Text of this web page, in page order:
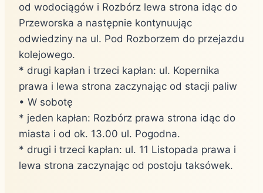
od wodociągów i Rozbórz lewa strona idąc do
Przeworska a następnie kontynuując
odwiedziny na ul. Pod Rozborzem do przejazdu
kolejowego.
* drugi kapłan i trzeci kapłan: ul. Kopernika
prawa i lewa strona zaczynając od stacji paliw
• W sobotę
* jeden kapłan: Rozbórz prawa strona idąc do
miasta i od ok. 13.00 ul. Pogodna.
* drugi i trzeci kapłan: ul. 11 Listopada prawa i
lewa strona zaczynając od postoju taksówek.